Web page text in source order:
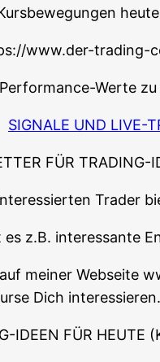
www.der-trading-
Wer­te
SIGNALE UND LIVE-
FÜR TRADING-
Trader
es z.B. inter­es­san­te
mei­ner Web­sei­te
Dich interessieren.
IDEEN FÜR HEUTE